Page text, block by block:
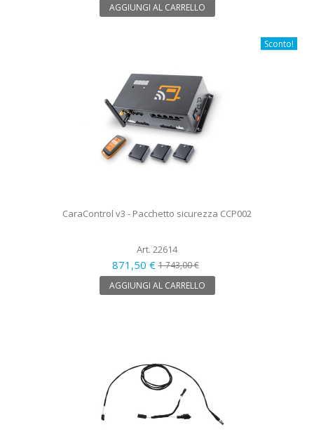
AGGIUNGI AL CARRELLO
Sconto!
CaraControl v3 - Pacchetto sicurezza CCP002
Art. 22614
871,50 €1 743,00 €
AGGIUNGI AL CARRELLO